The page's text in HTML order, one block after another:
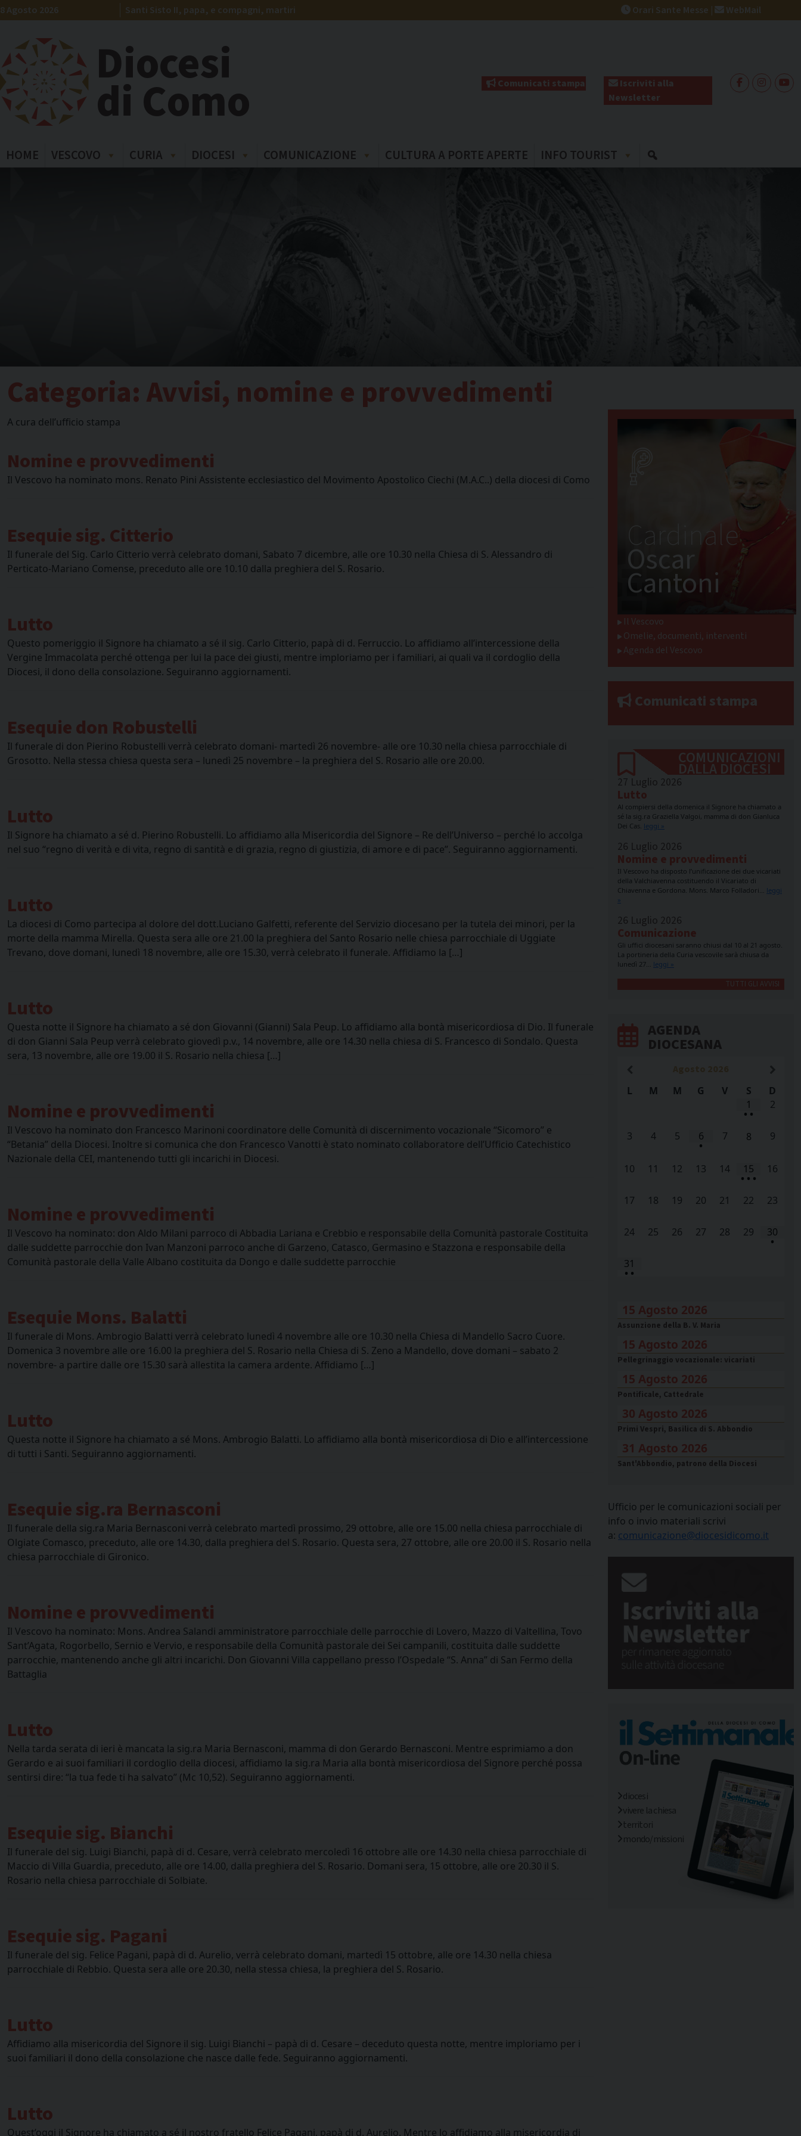
Skip
to
8 Agosto 2026 Santi Sisto II, papa, e compagni, martiri Orari Sante Messe | WebMail
Diocesi
di Como Comunicati stampa
Iscriviti alla
Newsletter
HOME VESCOVO CURIA DIOCESI COMUNICAZIONE CULTURA A PORTE APERTE INFO TOURIST
Categoria:Avvisi, nomine e provvedimenti
A cura dell’ufficio stampa
Nomine e provvedimenti
Il Vescovo ha nominato mons. Renato Pini Assistente ecclesiastico del Movimento Apostolico Ciechi (M.A.C..) della diocesi di Como
Esequie sig. Citterio
Il funerale del Sig. Carlo Citterio verrà celebrato domani, Sabato 7 dicembre, alle ore 10.30 nella Chiesa di S. Alessandro di
Perticato-Mariano Comense, preceduto alle ore 10.10 dalla preghiera del S. Rosario.
Lutto
Questo pomeriggio il Signore ha chiamato a sé il sig. Carlo Citterio, papà di d. Ferruccio. Lo affidiamo all’intercessione della
Vergine Immacolata perché ottenga per lui la pace dei giusti, mentre imploriamo per i familiari, ai quali va il cordoglio della
Diocesi, il dono della consolazione. Seguiranno aggiornamenti.
Esequie don Robustelli
Il funerale di don Pierino Robustelli verrà celebrato domani- martedì 26 novembre- alle ore 10.30 nella chiesa parrocchiale di
Grosotto. Nella stessa chiesa questa sera – lunedì 25 novembre – la preghiera del S. Rosario alle ore 20.00.
Lutto
Il Signore ha chiamato a sé d. Pierino Robustelli. Lo affidiamo alla Misericordia del Signore – Re dell’Universo – perché lo accolga
nel suo “regno di verità e di vita, regno di santità e di grazia, regno di giustizia, di amore e di pace”. Seguiranno aggiornamenti.
Lutto
La diocesi di Como partecipa al dolore del dott.Luciano Galfetti, referente del Servizio diocesano per la tutela dei minori, per la
morte della mamma Mirella. Questa sera alle ore 21.00 la preghiera del Santo Rosario nelle chiesa parrocchiale di Uggiate
Trevano, dove domani, lunedì 18 novembre, alle ore 15.30, verrà celebrato il funerale. Affidiamo la […]
Lutto
Questa notte il Signore ha chiamato a sé don Giovanni (Gianni) Sala Peup. Lo affidiamo alla bontà misericordiosa di Dio. Il funerale
di don Gianni Sala Peup verrà celebrato giovedì p.v., 14 novembre, alle ore 14.30 nella chiesa di S. Francesco di Sondalo. Questa
sera, 13 novembre, alle ore 19.00 il S. Rosario nella chiesa […]
Nomine e provvedimenti
Il Vescovo ha nominato don Francesco Marinoni coordinatore delle Comunità di discernimento vocazionale “Sicomoro” e
“Betania” della Diocesi. Inoltre si comunica che don Francesco Vanotti è stato nominato collaboratore dell’Ufficio Catechistico
Nazionale della CEI, mantenendo tutti gli incarichi in Diocesi.
Nomine e provvedimenti
Il Vescovo ha nominato: don Aldo Milani parroco di Abbadia Lariana e Crebbio e responsabile della Comunità pastorale Costituita
dalle suddette parrocchie don Ivan Manzoni parroco anche di Garzeno, Catasco, Germasino e Stazzona e responsabile della
Comunità pastorale della Valle Albano costituita da Dongo e dalle suddette parrocchie
Esequie Mons. Balatti
Il funerale di Mons. Ambrogio Balatti verrà celebrato lunedì 4 novembre alle ore 10.30 nella Chiesa di Mandello Sacro Cuore.
Domenica 3 novembre alle ore 16.00 la preghiera del S. Rosario nella Chiesa di S. Zeno a Mandello, dove domani – sabato 2
novembre- a partire dalle ore 15.30 sarà allestita la camera ardente. Affidiamo […]
Lutto
Questa notte il Signore ha chiamato a sé Mons. Ambrogio Balatti. Lo affidiamo alla bontà misericordiosa di Dio e all’intercessione
di tutti i Santi. Seguiranno aggiornamenti.
Esequie sig.ra Bernasconi
Il funerale della sig.ra Maria Bernasconi verrà celebrato martedì prossimo, 29 ottobre, alle ore 15.00 nella chiesa parrocchiale di
Olgiate Comasco, preceduto, alle ore 14.30, dalla preghiera del S. Rosario. Questa sera, 27 ottobre, alle ore 20.00 il S. Rosario nella
chiesa parrocchiale di Gironico.
Nomine e provvedimenti
Il Vescovo ha nominato: Mons. Andrea Salandi amministratore parrocchiale delle parrocchie di Lovero, Mazzo di Valtellina, Tovo
Sant’Agata, Rogorbello, Sernio e Vervio, e responsabile della Comunità pastorale dei Sei campanili, costituita dalle suddette
parrocchie, mantenendo anche gli altri incarichi. Don Giovanni Villa cappellano presso l’Ospedale “S. Anna” di San Fermo della
Battaglia
Lutto
Nella tarda serata di ieri è mancata la sig.ra Maria Bernasconi, mamma di don Gerardo Bernasconi. Mentre esprimiamo a don
Gerardo e ai suoi familiari il cordoglio della diocesi, affidiamo la sig.ra Maria alla bontà misericordiosa del Signore perché possa
sentirsi dire: “la tua fede ti ha salvato” (Mc 10,52). Seguiranno aggiornamenti.
Esequie sig. Bianchi
Il funerale del sig. Luigi Bianchi, papà di d. Cesare, verrà celebrato mercoledì 16 ottobre alle ore 14.30 nella chiesa parrocchiale di
Maccio di Villa Guardia, preceduto, alle ore 14.00, dalla preghiera del S. Rosario. Domani sera, 15 ottobre, alle ore 20.30 il S.
Rosario nella chiesa parrocchiale di Solbiate.
Esequie sig. Pagani
Il funerale del sig. Felice Pagani, papà di d. Aurelio, verrà celebrato domani, martedì 15 ottobre, alle ore 14.30 nella chiesa
parrocchiale di Rebbio. Questa sera alle ore 20.30, nella stessa chiesa, la preghiera del S. Rosario.
Lutto
Affidiamo alla misericordia del Signore il sig. Luigi Bianchi – papà di d. Cesare – deceduto questa notte, mentre imploriamo per i
suoi familiari il dono della consolazione che nasce dalle fede. Seguiranno aggiornamenti.
Lutto
Quest’oggi il Signore ha chiamato a sé il nostro fratello Felice Pagani, papà di d. Aurelio. Mentre lo affidiamo alla misericordia di
Cardinale
Oscar
Cantoni
Il Vescovo
Omelie, documenti, interventi
Agenda del Vescovo
Comunicati stampa
COMUNICAZIONI
DALLA DIOCESI
27 Luglio 2026
Lutto
Al compiersi della domenica il Signore ha chiamato a
sé la sig.ra Graziella Valgoi, mamma di don Gianluca
Dei Cas. leggi »
26 Luglio 2026
Nomine e provvedimenti
Il Vescovo ha disposto l’unificazione dei due vicariati
della Valchiavenna costituendo il Vicariato di
Chiavenna e Gordona. Mons. Marco Folladori… leggi
»
26 Luglio 2026
Comunicazione
Gli uffici diocesani saranno chiusi dal 10 al 21 agosto.
La portineria della Curia vescovile sarà chiusa da
lunedì 27… leggi »
TUTTI GLI AVVISI
AGENDA
DIOCESANA
L
M M G V S
D
1
• •
2
3 4 5 6
•
7 8 9
10 11 12 13 14 15
• • •
16
17 18 19 20 21 22 23
24 25 26 27 28 29 30
•
31
• •
15 Agosto 2026
Assunzione della B. V. Maria
15 Agosto 2026
Pellegrinaggio vocazionale: vicariati
15 Agosto 2026
Pontificale, Cattedrale
30 Agosto 2026
Primi Vespri, Basilica di S. Abbondio
31 Agosto 2026
Sant'Abbondio, patrono della Diocesi
Ufficio per le comunicazioni sociali per
info o invio materiali scrivi
a: comunicazione@diocesidicomo.it
diocesi
vivere la chiesa
territori
mondo/missioni